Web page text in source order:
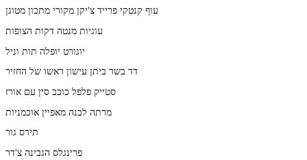
עוף קנטקי פרייד צ'יקן מקורי מתכון מטוגן
עוגיות מנטה דקות הצופות
יוגורט יופלה תות וניל
דד בשר ביתן עישון ראשו של החזיר
סטייק פלפל כוכב סין עם אורז
מרתה לבנה מאפיין אוכמניות
תירס גור
פרינגלס הגבינה צ'דר